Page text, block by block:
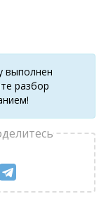
выполнен
разбор